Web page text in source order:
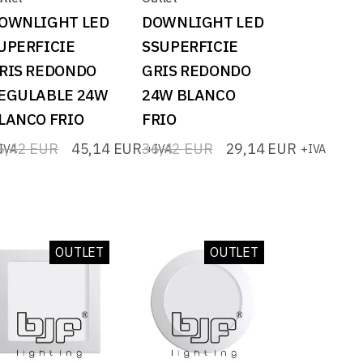
LED
REDONDO
24W
FRIO
EUR 45,14 EUR +IVA
DOWNLIGHT LED
SSUPERFICIE
GRIS REDONDO
24W BLANCO
FRIO
36,42EUR
El 29,14 EUR
El +IVA
OUTLET OUTLET